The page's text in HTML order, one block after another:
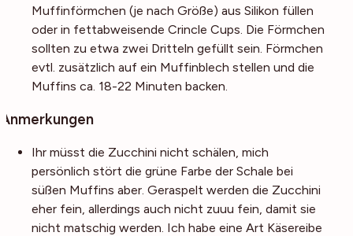
Muffinförmchen (je nach Größe) aus Silikon füllen
oder in fettabweisende Crincle Cups. Die Förmchen
sollten zu etwa zwei Dritteln gefüllt sein. Förmchen
evtl. zusätzlich auf ein Muffinblech stellen und die
Muffins ca. 18-22 Minuten backen.
Anmerkungen
Ihr müsst die Zucchini nicht schälen, mich
persönlich stört die grüne Farbe der Schale bei
süßen Muffins aber. Geraspelt werden die Zucchini
eher fein, allerdings auch nicht zuuu fein, damit sie
nicht matschig werden. Ich habe eine Art Käsereibe